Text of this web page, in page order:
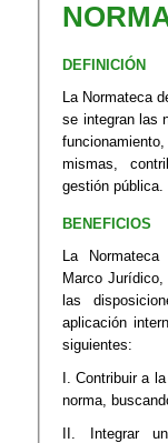
DEFINICIÓN
La Normateca
se integran las
mismas,
gestión pública.
BENEFICIOS
La Normateca
Marco
las
aplicación
siguientes:
I. Contribuir a
norma,
II. Integrar